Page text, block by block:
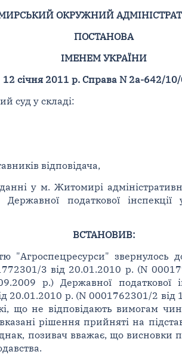
ОКРУЖНИЙ
ПОСТАНОВА
ІМЕНЕМ УКРАЇНИ
12 січня 2011 р. Справа N 2а-642/
суд у складі:
відповідача,
у м. Житомирі
Державної податкової
ВСТАНОВИВ:
"Агроспецресурси"
3 від 20.01.2010 р. (N
р.) Державної податкової
20.01.2010 р. (N 0001762301/2
що не відповідають вимогам
рішення прийняті на
позивач вважає, що висновки